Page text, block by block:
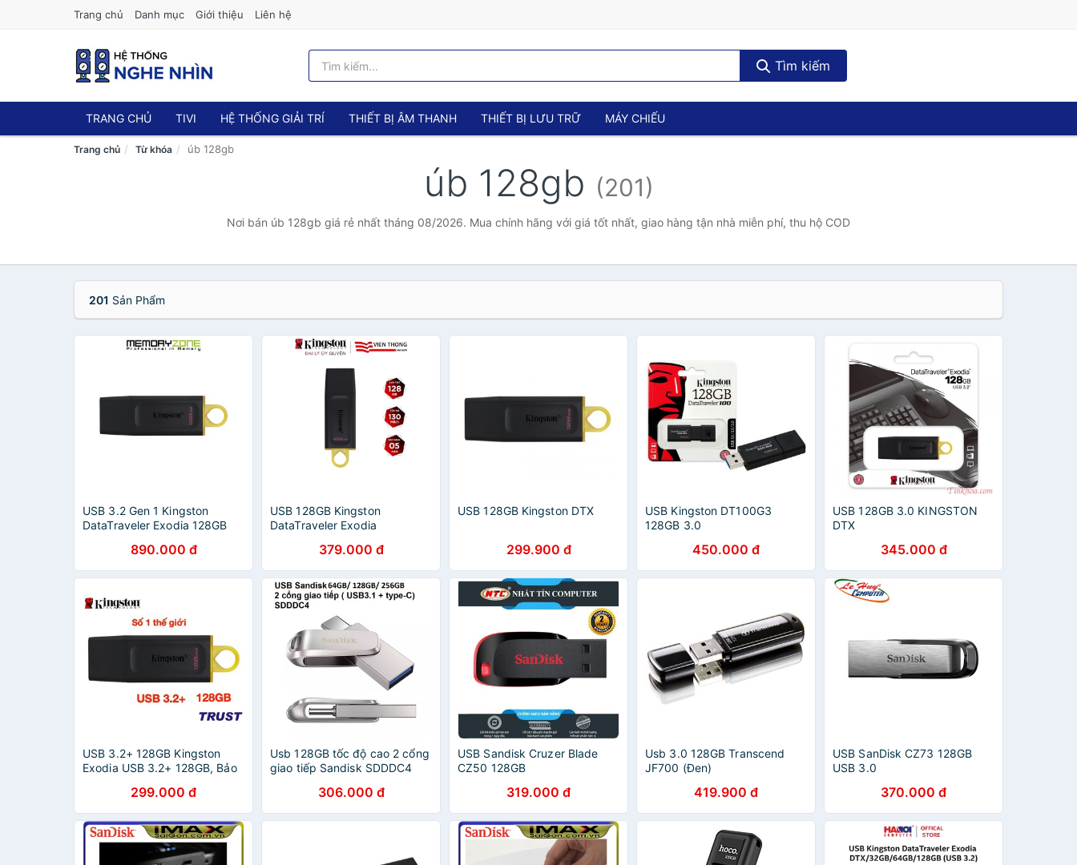
Trang chủ Danh mục Giới thiệu Liên hệ
Tìm kiếm
TRANG CHỦ TIVI HỆ THỐNG GIẢI TRÍ THIẾT BỊ ÂM THANH THIẾT BỊ LƯU TRỮ MÁY CHIẾU
Trang chủ Từ khóa úb 128gb
úb 128gb (201)
Nơi bán úb 128gb giá rẻ nhất tháng 08/2026. Mua chính hãng với giá tốt nhất, giao hàng tận nhà miễn phí, thu hộ COD
201 Sản Phẩm
USB 3.2 Gen 1 Kingston
DataTraveler Exodia 128GB
890.000 đ
USB 128GB Kingston
DataTraveler Exodia
Chính Hãng379.000 đ
USB 128GB Kingston DTX
299.900 đ
USB Kingston DT100G3
128GB 3.0
450.000 đ
USB 128GB 3.0 KINGSTON
DTX
345.000 đ
USB 3.2+ 128GB Kingston
Exodia USB 3.2+ 128GB, Bảo
299.000 đ
Usb 128GB tốc độ cao 2 cổng
giao tiếp Sandisk SDDDC4
306.000 đ
USB Sandisk Cruzer Blade
CZ50 128GB
319.000 đ
Usb 3.0 128GB Transcend
JF700 (Đen)
419.900 đ
USB SanDisk CZ73 128GB
USB 3.0
370.000 đ